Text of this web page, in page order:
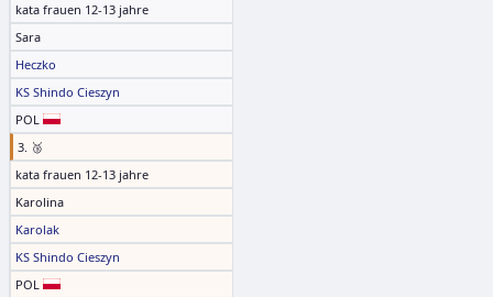
kata frauen 12-13 jahre
Sara
Heczko
KS Shindo Cieszyn
POL
3. 🥉
kata frauen 12-13 jahre
Karolina
Karolak
KS Shindo Cieszyn
POL